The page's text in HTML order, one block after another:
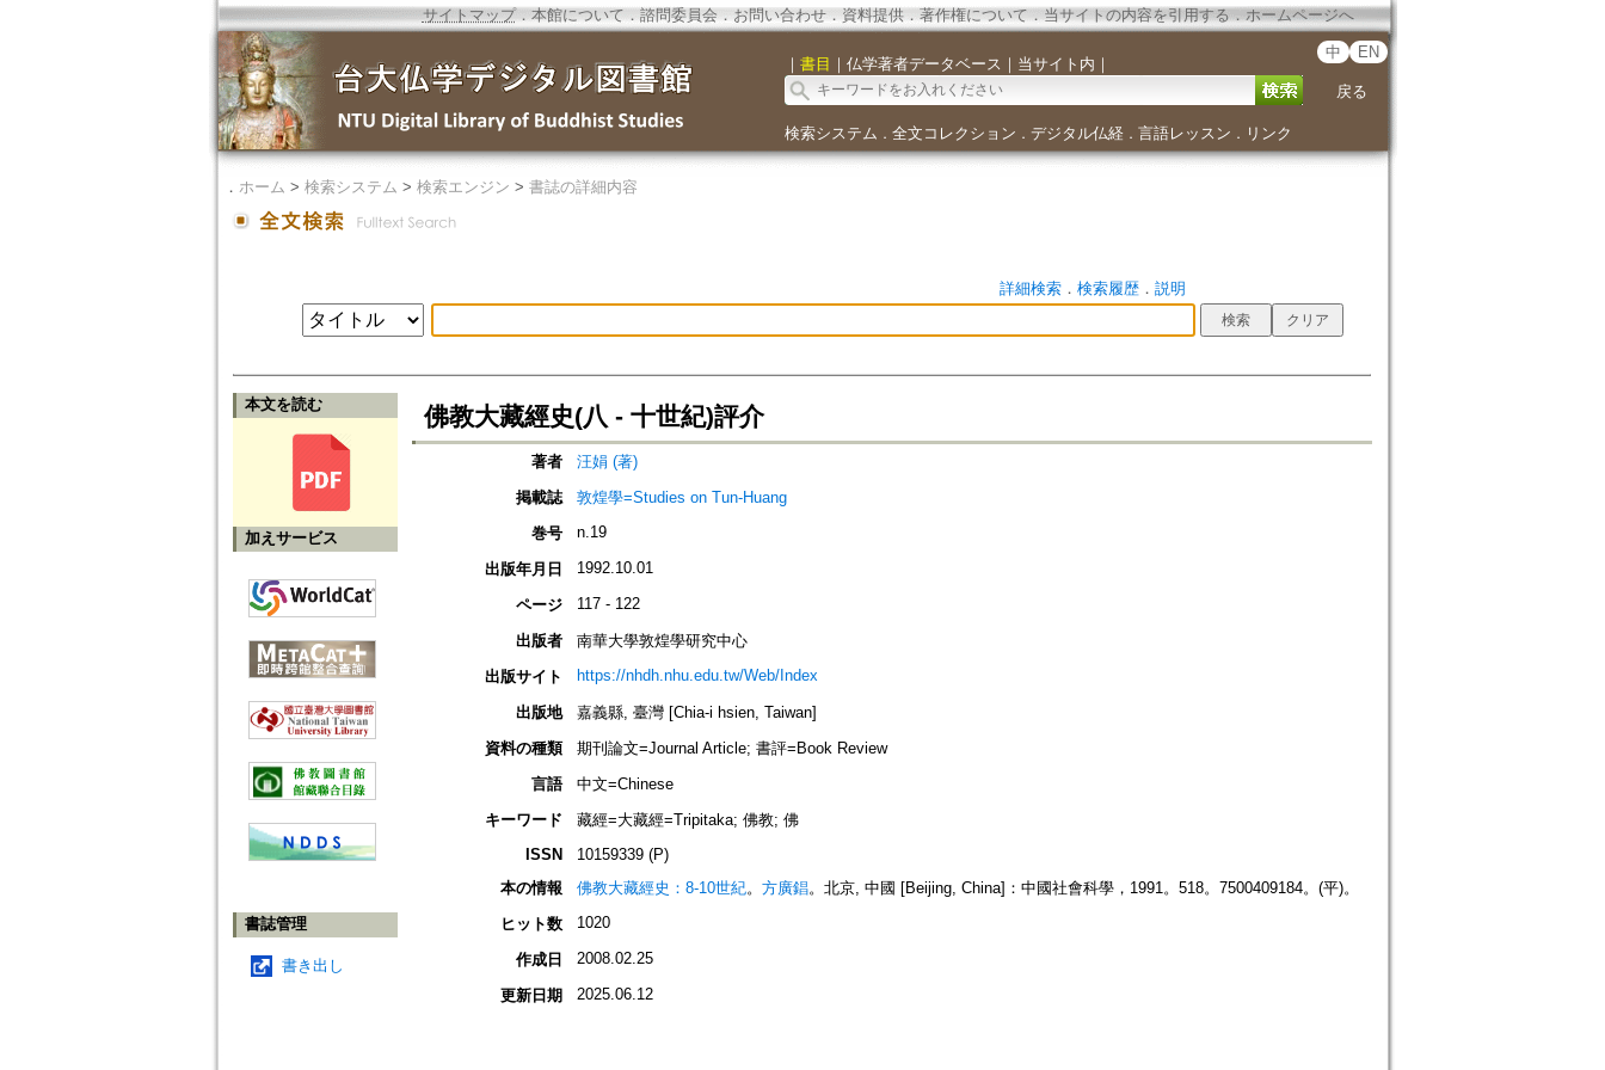
サイトマップ．本館について ． 諮問委員会． お問い合わせ． 資料提供． 著作権について．当サイトの内容を引用する ． ホームページへ
｜ 書目 ｜ 仏学著者データベース ｜ 当サイト内 ｜
中 EN
戻る
検索システム ． 全文コレクション ． デジタル仏経． 言語レッスン ． リンク
． ホーム > 検索システム > 検索エンジン > 書誌の詳細内容
詳細検索． 検索履歴． 説明
本文を読む
加えサービス
書誌管理
書き出し
佛教大藏經史(八 - 十世紀)評介
著者
汪娟 (著)
掲載誌
敦煌學=Studies on Tun-Huang
巻号
n.19
出版年月日 1992.10.01
ページ 117 - 122
出版者
南華大學敦煌學研究中心
出版サイト
https://nhdh.nhu.edu.tw/Web/Index
出版地
嘉義縣, 臺灣 [Chia-i hsien, Taiwan]
資料の種類
期刊論文=Journal Article; 書評=Book Review
言語
中文=Chinese
キーワード
藏經=大藏經=Tripitaka; 佛教; 佛
ISSN
10159339 (P)
本の情報
佛教大藏經史：8-10世紀。 方廣錩。北京, 中國 [Beijing, China]：中國社會科學，1991。518。7500409184。(平)。
ヒット数
1020
作成日 2008.02.25
更新日期 2025.06.12